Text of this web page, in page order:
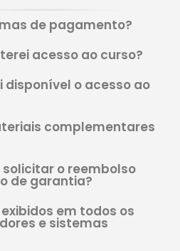
de pagamento?
acesso ao curso?
disponível o acesso ao
complementares
o reembolso
de garantia?
em todos os
e sistemas